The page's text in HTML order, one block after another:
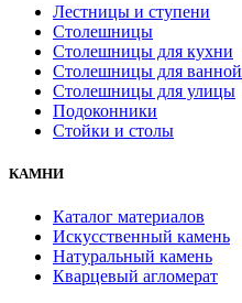
Лестницы и ступени
Столешницы
Столешницы для кухни
Столешницы для ванной
Столешницы для улицы
Подоконники
Стойки и столы
КАМНИ
Каталог материалов
Искусственный камень
Натуральный камень
Кварцевый агломерат